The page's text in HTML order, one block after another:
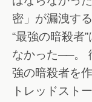
密」が漏洩す
“最強の暗殺者
なかった──。
強の暗殺者を
トレッドスト